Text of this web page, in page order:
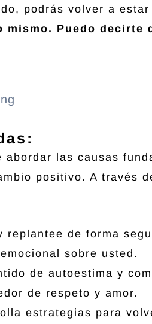
podrás volver a estar
mismo. Puedo decirte
las causas
positivo. A través
replantee de forma
sobre usted.
de autoestima y
de respeto y amor.
estrategias para